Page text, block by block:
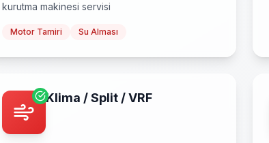
kurutma makinesi servisi
Motor Tamiri Su Alması
Klima / Split / VRF